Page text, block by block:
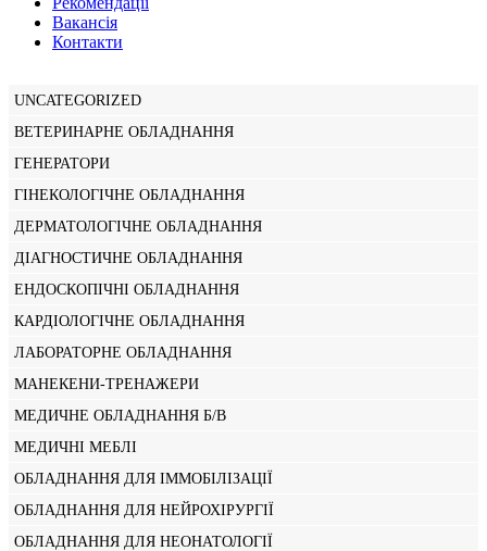
Вакансiя
Контакти
UNCATEGORIZED
ВЕТЕРИНАРНЕ ОБЛАДНАННЯ
ГЕНЕРАТОРИ
ГІНЕКОЛОГІЧНЕ ОБЛАДНАННЯ
ДЕРМАТОЛОГІЧНЕ ОБЛАДНАННЯ
ДІАГНОСТИЧНЕ ОБЛАДНАННЯ
ЕНДОСКОПІЧНІ ОБЛАДНАННЯ
КАРДІОЛОГІЧНЕ ОБЛАДНАННЯ
ЛАБОРАТОРНЕ ОБЛАДНАННЯ
МАНЕКЕНИ-ТРЕНАЖЕРИ
МЕДИЧНЕ ОБЛАДНАННЯ Б/В
МЕДИЧНІ МЕБЛІ
ОБЛАДНАННЯ ДЛЯ ІММОБІЛІЗАЦІЇ
ОБЛАДНАННЯ ДЛЯ НЕЙРОХІРУРГІЇ
ОБЛАДНАННЯ ДЛЯ НЕОНАТОЛОГІЇ